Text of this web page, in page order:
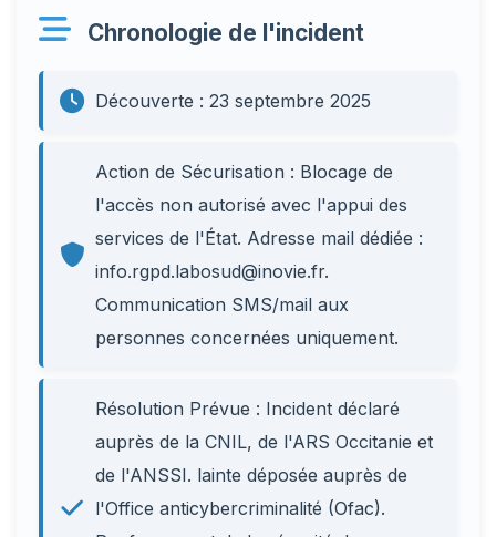
Chronologie de l'incident
Découverte : 23 septembre 2025
Action de Sécurisation : Blocage de
l'accès non autorisé avec l'appui des
services de l'État. Adresse mail dédiée :
info.rgpd.labosud@inovie.fr.
Communication SMS/mail aux
personnes concernées uniquement.
Résolution Prévue : Incident déclaré
auprès de la CNIL, de l'ARS Occitanie et
de l'ANSSI. lainte déposée auprès de
l'Office anticybercriminalité (Ofac).